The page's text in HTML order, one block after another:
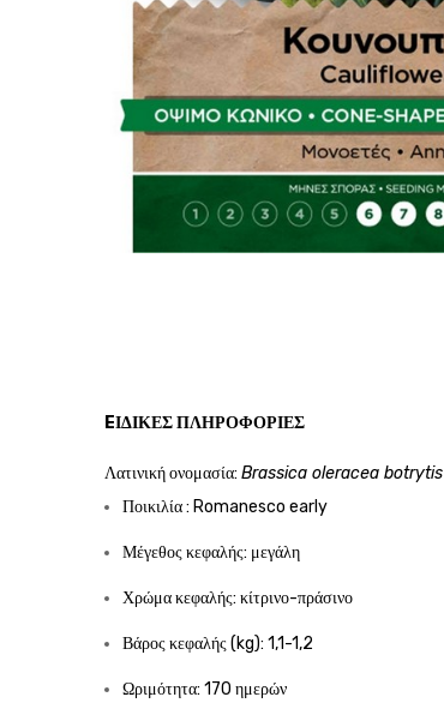
EΙΔΙΚΈΣ ΠΛΗΡΟΦΟΡΊΕΣ
Λατινική ονομασία: Brassica oleracea botrytis
Ποικιλία : Romanesco early
Μέγεθος κεφαλής: μεγάλη
Χρώμα κεφαλής: κίτρινο-πράσινο
Βάρος κεφαλής (kg): 1,1-1,2
Ωριμότητα: 170 ημερών